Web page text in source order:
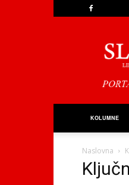
Riječ
KOLUMNE
Naslovna